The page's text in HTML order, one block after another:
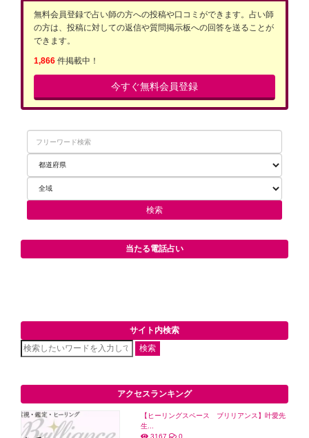
無料会員登録で占い師の方への投稿や口コミができます。占い師
の方は、投稿に対しての返信や質問掲示板への回答を送ることが
できます。
1,866 件掲載中！
今すぐ無料会員登録
当たる電話占い
サイト内検索
検索
アクセスランキング
【ヒーリングスペース ブリリアンス】叶愛先
生...
3167
0